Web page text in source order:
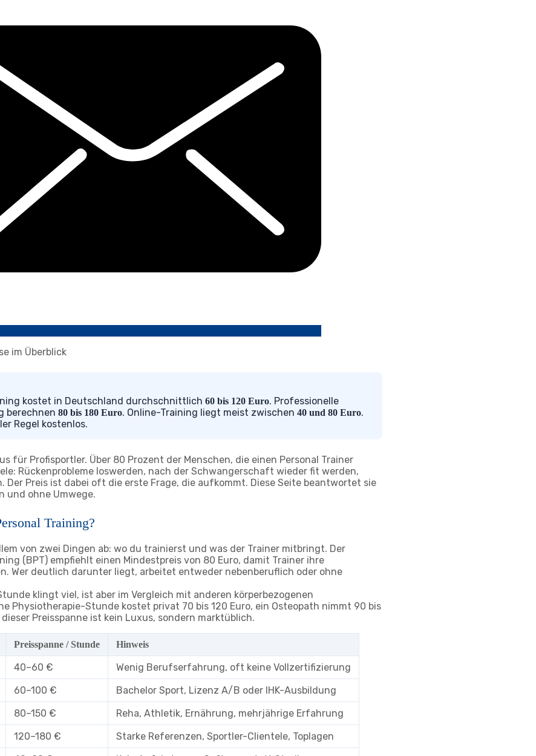
kostet in Deutschland durchschnittlich60 bis 120 Euro. Professionelle
berechnen80 bis 180 Euro. Online-Training liegt meist zwischen40 und 80 Euro.
Regel kostenlos.
für Profisportler. Über 80 Prozent der Menschen, die einen Personal Trainer
Rückenprobleme loswerden, nach der Schwangerschaft wieder fit werden,
Preis ist dabei oft die erste Frage, die aufkommt. Diese Seite beantwortet sie
und ohne Umwege.
Training?
von zwei Dingen ab: wo du trainierst und was der Trainer mitbringt. Der
(BPT) empfiehlt einen Mindestpreis von 80 Euro, damit Trainer ihre
Wer deutlich darunter liegt, arbeitet entweder nebenberuflich oder ohne
klingt viel, ist aber im Vergleich mit anderen körperbezogenen
Physiotherapie-Stunde kostet privat 70 bis 120 Euro, ein Osteopath nimmt 90 bis
Preisspanne ist kein Luxus, sondern marktüblich.
Preisspanne / Stunde Hinweis
40–60 €
Wenig Berufserfahrung, oft keine Vollzertifizierung
60–100 €
Bachelor Sport, Lizenz A/B oder IHK-Ausbildung
80–150 €
Reha, Athletik, Ernährung, mehrjährige Erfahrung
120–180 €
Starke Referenzen, Sportler-Clientele, Toplagen